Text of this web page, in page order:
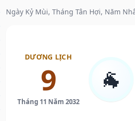
Ngày Kỷ Mùi, Tháng Tân Hợi, Năm
DƯƠNG LỊCH
9
Tháng 11 Năm 2032
🐐